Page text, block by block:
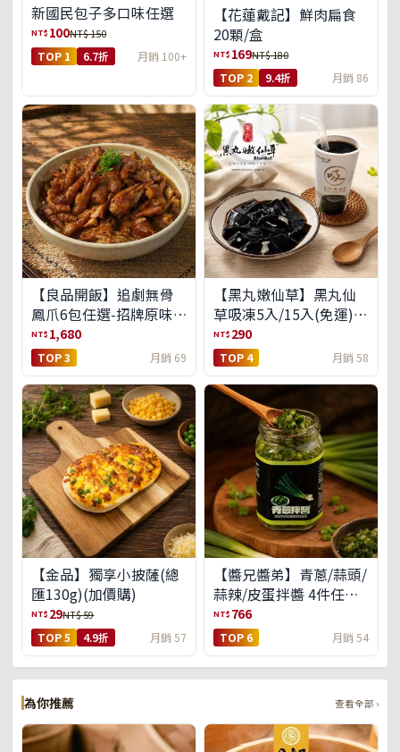
新國民包子多口味任選
NT$ 100NT$ 150
TOP 1 6.7折 月銷 100+
【花蓮戴記】鮮肉扁食
20顆/盒
NT$ 169NT$ 180
TOP 2 9.4折 月銷 86
【良品開飯】追劇無骨
鳳爪6包任選-招牌原味/
濃濃蒜香/過癮麻辣(免運
組)
NT$ 1,680
TOP 3 月銷 69
【黑丸嫩仙草】黑丸仙
草吸凍5入/15入(免運)
(預購中8/14出貨)
NT$ 290
TOP 4 月銷 58
【金品】獨享小披薩(總
匯130g)(加價購)
NT$ 29NT$ 59
TOP 5 4.9折 月銷 57
【醬兄醬弟】青蔥/蒜頭/
蒜辣/皮蛋拌醬 4件任選
(免運組)
NT$ 766
TOP 6 月銷 54
為你推薦 查看全部 ›